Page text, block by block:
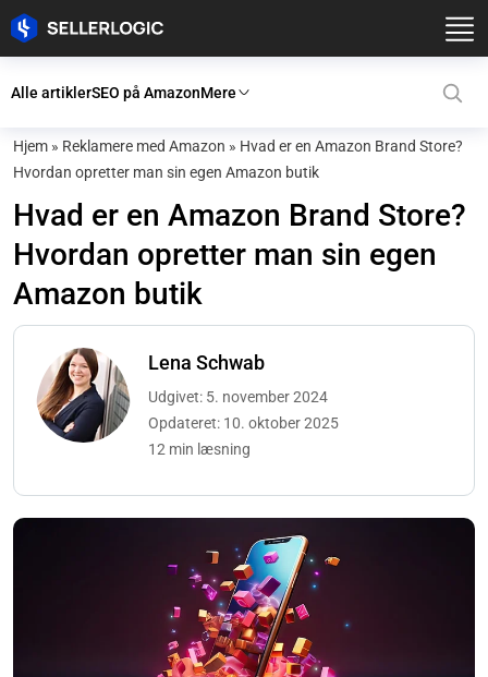
Alle artiklerSEO på AmazonMere
Hjem » Reklamere med Amazon » Hvad er en Amazon Brand Store?
Hvordan opretter man sin egen Amazon butik
Hvad er en Amazon Brand Store?
Hvordan opretter man sin egen
Amazon butik
Lena Schwab
Udgivet: 5. november 2024
Opdateret: 10. oktober 2025
12 min læsning